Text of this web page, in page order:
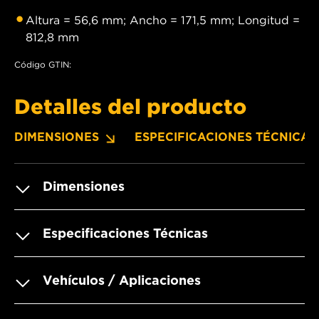
Altura = 56,6 mm; Ancho = 171,5 mm; Longitud =
812,8 mm
Código GTIN:
Detalles del producto
DIMENSIONES ESPECIFICACIONES TÉCNICAS
Dimensiones
Especificaciones Técnicas
Vehículos / Aplicaciones